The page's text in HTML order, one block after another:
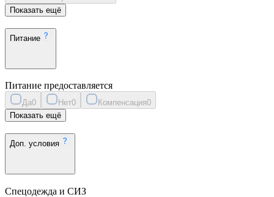
Показать ещё
Питание
Питание предоставляется
Да0 Нет0 Компенсация0
Показать ещё
Доп. условия
Спецодежда и СИЗ